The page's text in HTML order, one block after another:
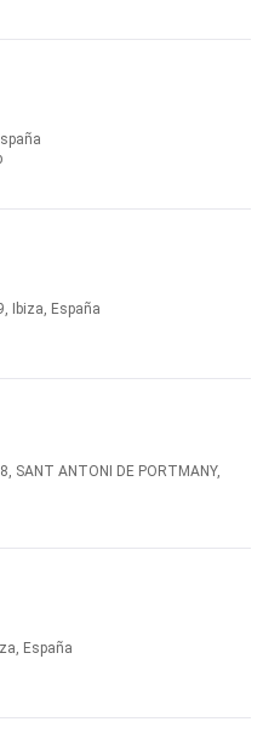
Ibiza, España
SANT ANTONI DE PORTMANY,
España